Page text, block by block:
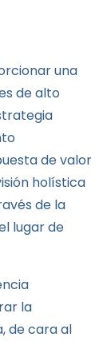
una
de alto
de valor
holística
de la
lugar de
la
de cara al